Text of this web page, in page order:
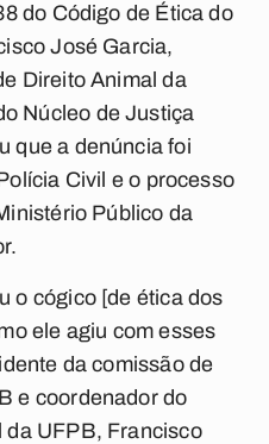
do Código de Ética do
José Garcia,
Direito Animal da
Núcleo de Justiça
que a denúncia foi
Civil e o processo
Público da
o cógico [de ética dos
ele agiu com esses
da comissão de
e coordenador do
da UFPB, Francisco